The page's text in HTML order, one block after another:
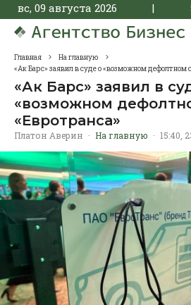
вс, 09 августа 2026 |
Главная
На главную
«Ак Барс» заявил в суде о «возможном дефолтном
«Ак Барс» заявил в
«возможном
«Евротранса»
Платон Аверин · На главную · 15:40,